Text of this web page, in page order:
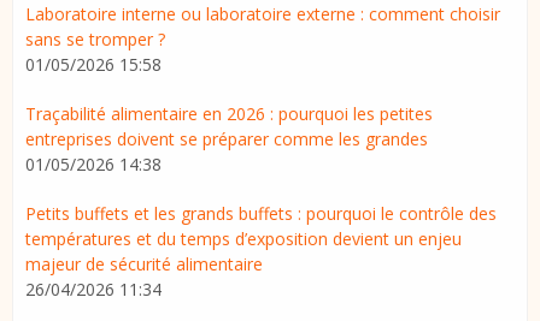
Laboratoire interne ou laboratoire externe : comment choisir
sans se tromper ?
01/05/2026 15:58
Traçabilité alimentaire en 2026 : pourquoi les petites
entreprises doivent se préparer comme les grandes
01/05/2026 14:38
Petits buffets et les grands buffets : pourquoi le contrôle des
températures et du temps d’exposition devient un enjeu
majeur de sécurité alimentaire
26/04/2026 11:34